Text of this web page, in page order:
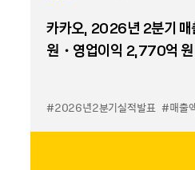
카카오, 2026년 2분기
원・영업이익 2,770억 원
#2026년2분기실적발표 #매출